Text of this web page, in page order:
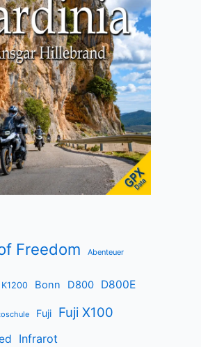
Freedom Abenteuer
K1200 Bonn D800 D800E
Fuji Fuji X100
Infrarot